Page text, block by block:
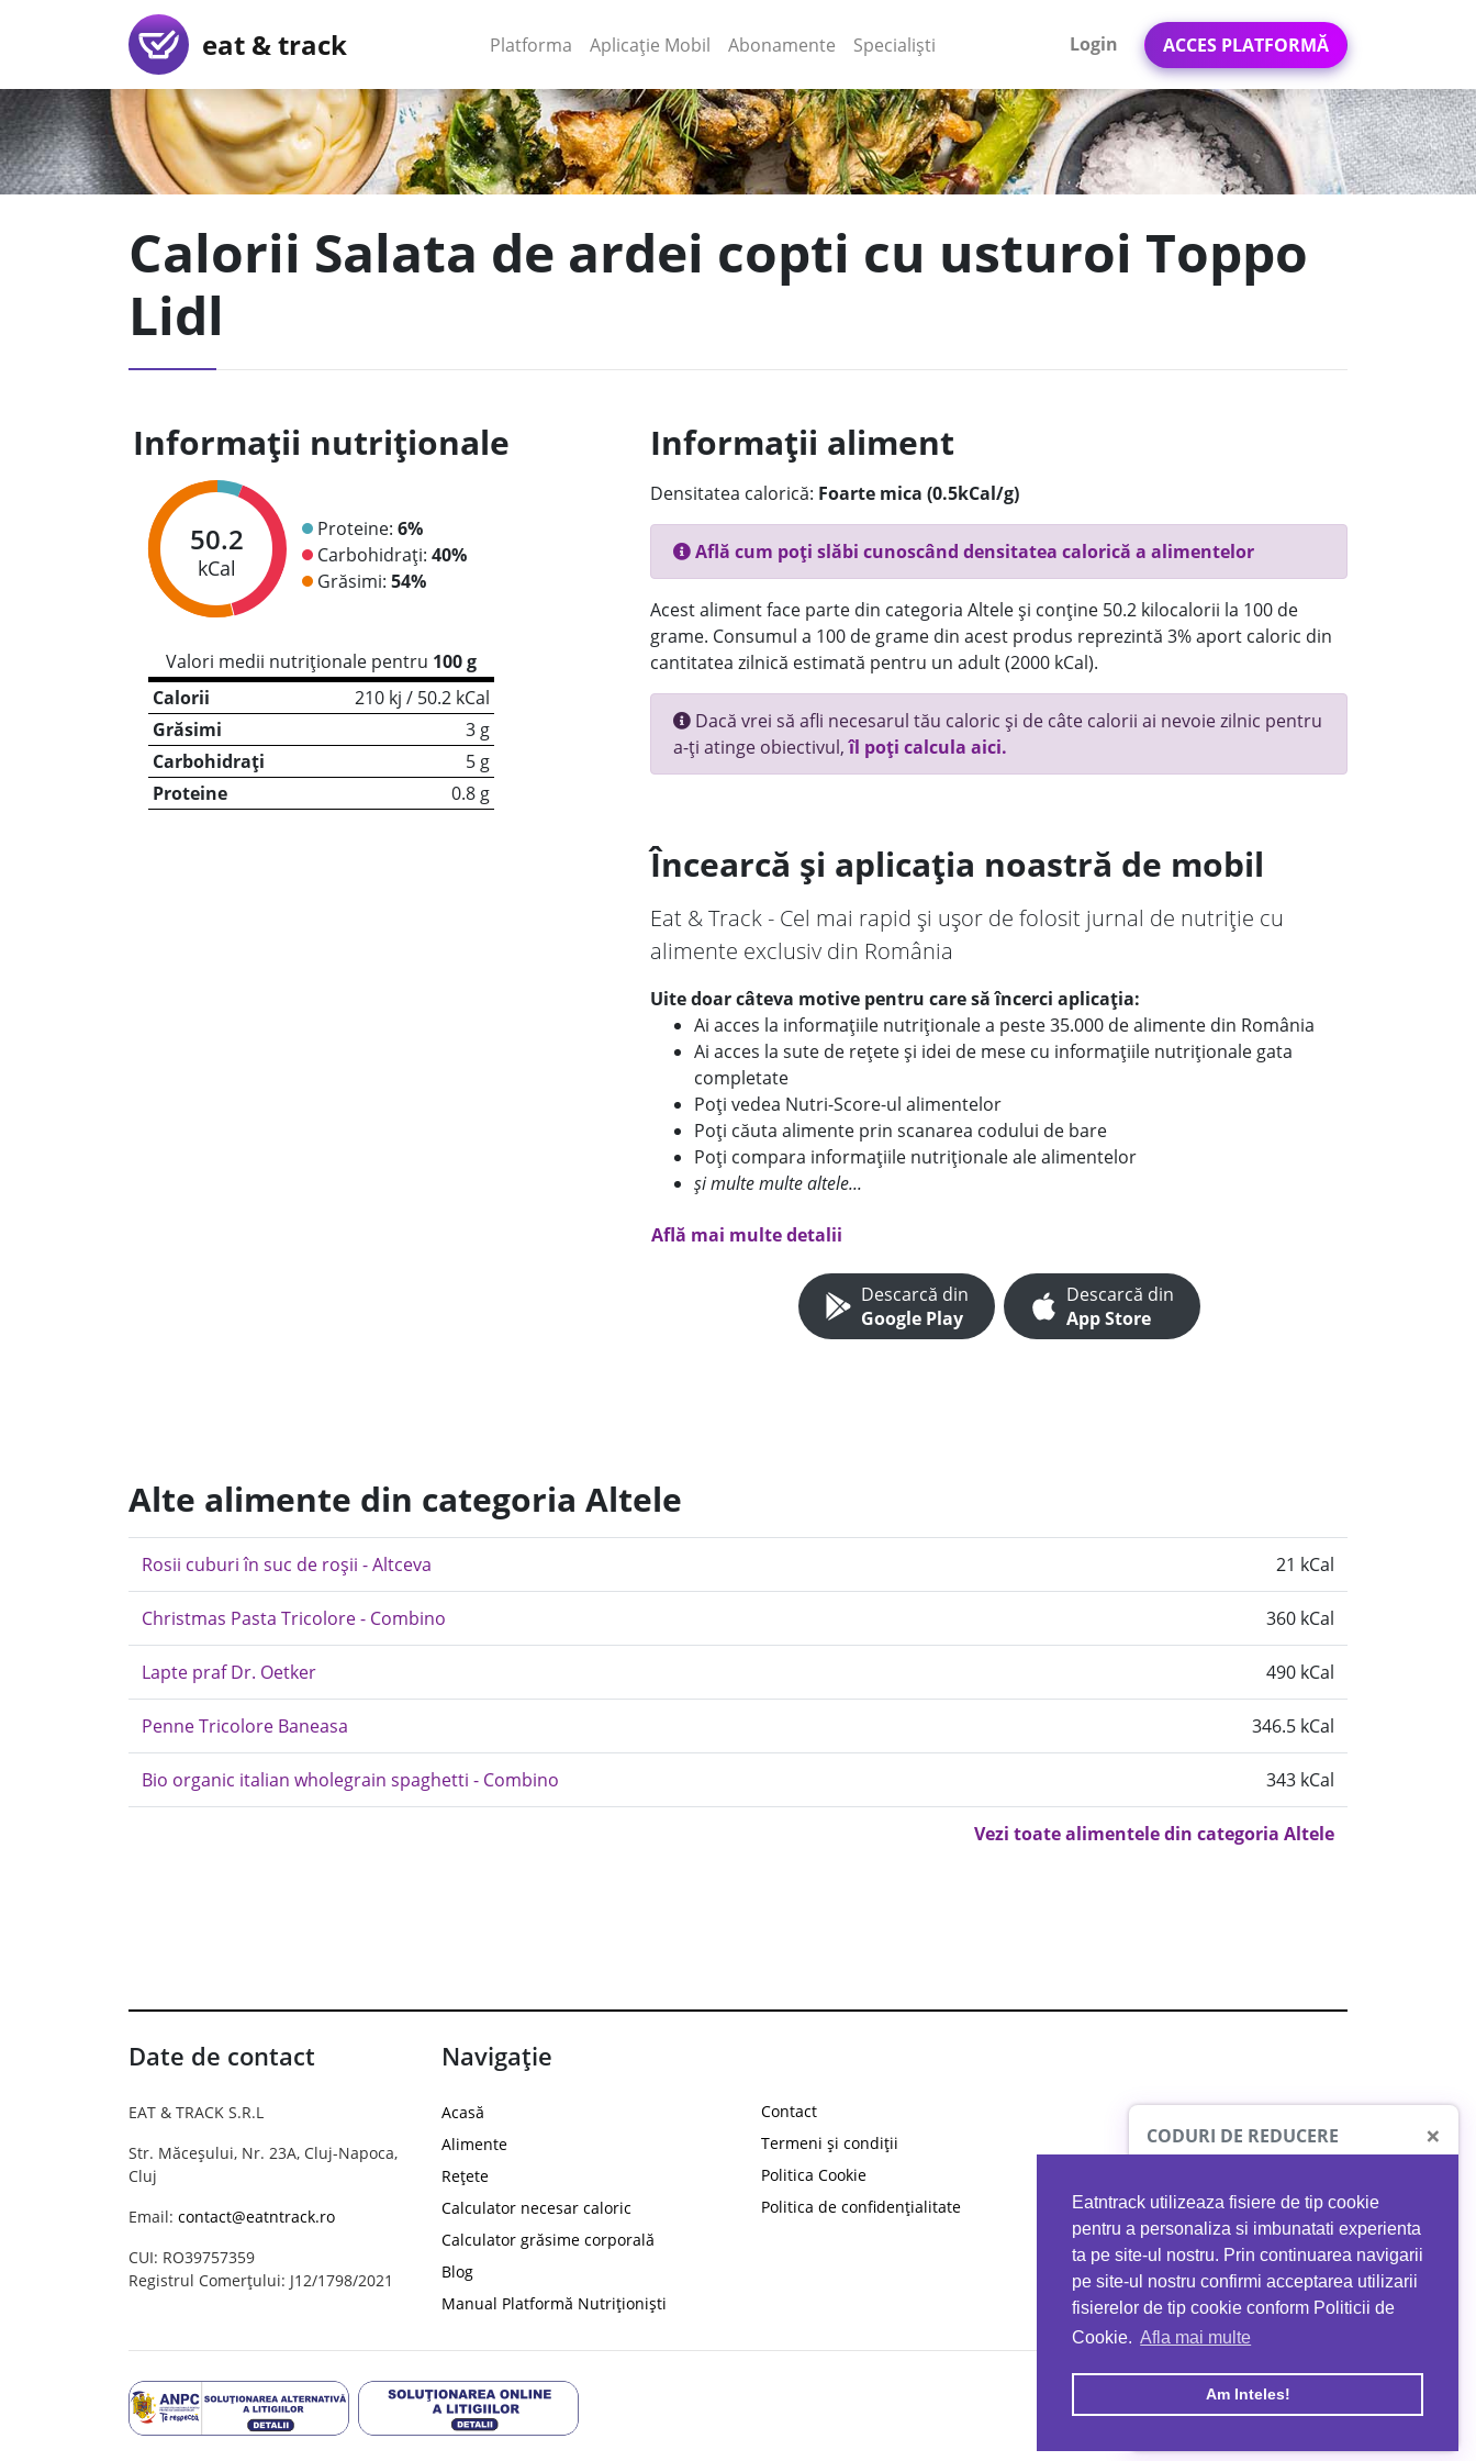
Eatntrack utilizeaza fisiere de tip cookie
pentru a personaliza si imbunatati experienta
ta pe site-ul nostru. Prin continuarea navigarii
pe site-ul nostru confirmi acceptarea utilizarii
fisierelor de tip cookie conform Politicii de
Cookie. Afla mai multe
Am Inteles!
eat & track Platforma (current)
Aplicație Mobil (current)
Abonamente Specialiști Login ACCES PLATFORMĂ
Calorii Salata de ardei copti cu usturoi Toppo
Lidl
Informații nutriționale
50.2
kCal
Proteine: 6%
Carbohidrați: 40%
Grăsimi: 54%
Valori medii nutriționale pentru 100 g
Calorii
210 kj / 50.2 kCal
Grăsimi
3 g
Carbohidrați
5 g
Proteine
0.8 g
Informații aliment
Densitatea calorică: Foarte mica (0.5kCal/g)
Află cum poți slăbi cunoscând densitatea calorică a alimentelor
Acest aliment face parte din categoria Altele și conține 50.2 kilocalorii la 100 de
grame. Consumul a 100 de grame din acest produs reprezintă 3% aport caloric din
cantitatea zilnică estimată pentru un adult (2000 kCal).
Dacă vrei să afli necesarul tău caloric și de câte calorii ai nevoie zilnic pentru
a-ți atinge obiectivul,îl poți calcula aici.
Încearcă și aplicația noastră de mobil
Eat & Track - Cel mai rapid și ușor de folosit jurnal de nutriție cu
alimente exclusiv din România
Uite doar câteva motive pentru care să încerci aplicația:
Ai acces la informațiile nutriționale a peste 35.000 de alimente din România
Ai acces la sute de rețete și idei de mese cu informațiile nutriționale gata
completate
Poți vedea Nutri-Score-ul alimentelor
Poți căuta alimente prin scanarea codului de bare
Poți compara informațiile nutriționale ale alimentelor
și multe multe altele...
Află mai multe detalii
Descarcă din
Google Play
Descarcă din
App Store
Alte alimente din categoria Altele
Rosii cuburi în suc de roșii - Altceva 21 kCal
Christmas Pasta Tricolore - Combino 360 kCal
Lapte praf Dr. Oetker 490 kCal
Penne Tricolore Baneasa 346.5 kCal
Bio organic italian wholegrain spaghetti - Combino 343 kCal
Vezi toate alimentele din categoria Altele
Date de contact
EAT & TRACK S.R.L
Str. Măceșului, Nr. 23A, Cluj-Napoca,
Cluj
Email: contact@eatntrack.ro
CUI: RO39757359
Registrul Comerțului: J12/1798/2021
Navigație
Acasă
Alimente
Rețete
Calculator necesar caloric
Calculator grăsime corporală
Blog
Manual Platformă Nutriționiști
Contact
Termeni și condiții
Politica Cookie
Politica de confidențialitate
CODURI DE REDUCERE ×
PROTO41
reducere la orice comandă
EATNTRACK
MYPROTEIN
Ai40%reducere la orice comandă
folosind codul EATTRACK